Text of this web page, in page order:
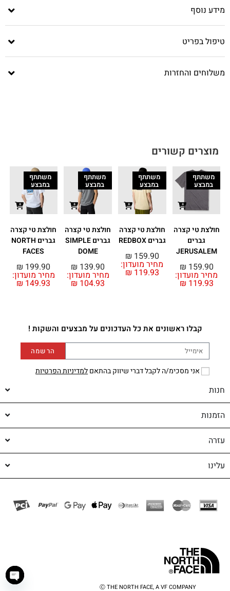
מידע נוסף
טיפול בפריט
משלוחים והחזרות
מוצרים קשורים
משתתף
במבצע
חולצת טי קצרה
גברים
JERUSALEM
מחיר מועדון:
₪ 119.93
₪ 159.90
משתתף
במבצע
חולצת טי קצרה
גברים REDBOX
מחיר מועדון:
₪ 119.93
₪ 159.90
משתתף
במבצע
חולצת טי קצרה
גברים SIMPLE
DOME
מחיר מועדון:
₪ 104.93
₪ 139.90
משתתף
במבצע
חולצת טי קצרה
גברים NORTH
FACES
מחיר מועדון:
₪ 149.93
₪ 199.90
קבלו ראשונים את כל העדכונים על מבצעים והשקות !
אני מסכימ/ה לקבל דברי שיווק בהתאםלמדיניות הפרטיות
הרשמה
חנות
הזמנות
עזרה
עלינו
Ⓒ THE NORTH FACE, A VF COMPANY